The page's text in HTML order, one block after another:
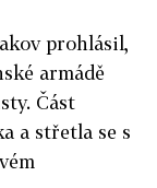
prohlásil,
armádě
Část
a střetla se s